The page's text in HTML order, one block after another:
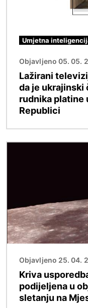
Umjetna
Objavljeno 05. 05.
Lažirani
da je ukrajinski
rudnika platine
Republici
Objavljeno 25. 04.
Kriva
podijeljena u
sletanju na